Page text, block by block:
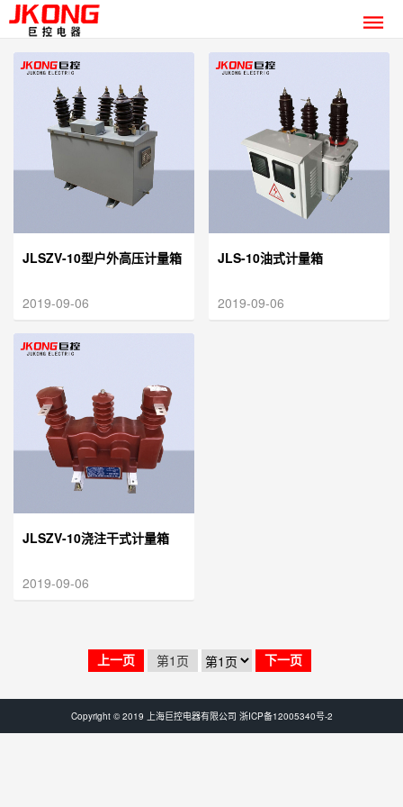
JLSZV-10型户外高压计量箱
2019-09-06
JLS-10油式计量箱
2019-09-06
JLSZV-10浇注干式计量箱
2019-09-06
上一页 第1页 下一页
Copyright © 2019 上海巨控电器有限公司 浙ICP备12005340号-2